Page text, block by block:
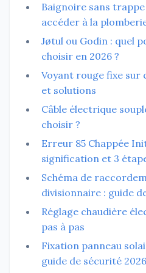
Baignoire sans
accéder à la
Jøtul ou Godin : quel
choisir en 2026 ?
Voyant rouge fixe sur
et solutions
Câble électrique
choisir ?
Erreur 85 Chappée
signification et 3
Schéma de
divisionnaire : guide
Réglage chaudière
pas à pas
Fixation panneau
guide de sécurité 2026